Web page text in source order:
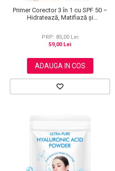
Primer Corector 3 în 1 cu SPF 50 –
Hidratează, Matifiază și
PRP: 85,00 Lei
59,00 Lei
ADAUGA IN COS